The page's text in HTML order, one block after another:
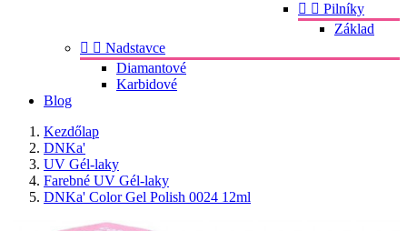
  Pilníky
Základ
  Nadstavce
Diamantové
Karbidové
Blog
Kezdőlap
DNKa'
UV Gél-laky
Farebné UV Gél-laky
DNKa' Color Gel Polish 0024 12ml